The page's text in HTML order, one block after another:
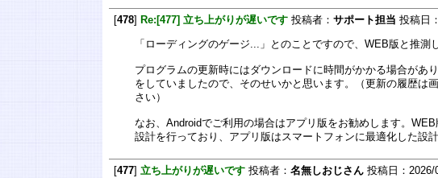
[478] Re:[477] 立ち上がりが遅いです 投稿者： サポート担当 投稿日
「ローディングのゲージ...」とのことですので、WEB版と推測
プログラムの更新時にはダウンロードに時間がかかる場合があ
をしていましたので、そのせいかと思います。（更新の履歴は
さい）
なお、Androidでご利用の場合はアプリ版をお勧めします。
設計を行っており、アプリ版はスマートフォンに最適化した設計
[477] 立ち上がりが遅いです 投稿者： 名無しおじさん 投稿日：